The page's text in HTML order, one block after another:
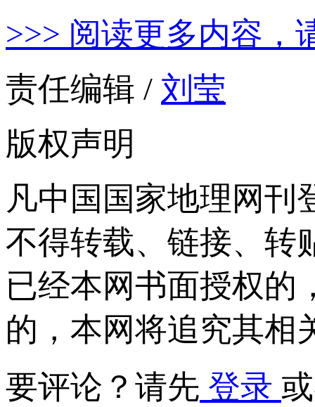
>>> 阅读更多内容，
责任编辑 / 刘莹
版权声明
凡中国国家地理网刊
不得转载、链接、转
已经本网书面授权的
的，本网将追究其相
要评论？请先 登录